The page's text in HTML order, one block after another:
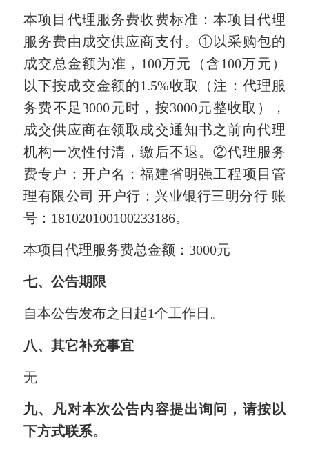
本项目代理 服务费收费标准：本项目代理
服务费由成交供应商支付。①以采购包的
成交总金额为准，100万元（含100万元）
以下按成交金额的1.5%收取（注：代理服
务费不足3000元时，按3000元整收取）
，
成交供应商在领取成交通知书之前向代理
机构一次性付清，缴后不退。②代理服务
费专户：开户名：福建省明强工程项目管
理有限公司 开户行：兴业银行三明分行 账
号： 181020100100233186。
本项目代理服务费总金额： 3000元
七、公告期限
自本公告发布之日起1个工作日。
八、其它补充事宜
无
九、凡对本次公告内容提出询问，请按以
下方式联系。